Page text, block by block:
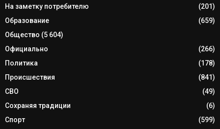
На заметку потребителю
(201)
Образование
(659)
Общество (5 604)
Официально
(266)
Политика
(178)
Происшествия
(841)
СВО
(49)
Сохраняя традиции
(6)
Спорт
(599)